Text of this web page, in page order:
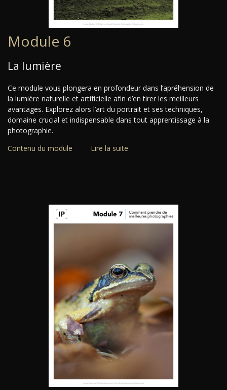
Module 6
La lumière
Ce module vous plongera en profondeur dans l’apréhension de
la lumière naturelle et artificielle afin d’en tirer les meilleurs
avantages. Explorez alors l’art du portrait et ses techniques,
domaine crucial et indispensable dans tout apprentissage à la
photographie.
Contenu du module
Lire la suite